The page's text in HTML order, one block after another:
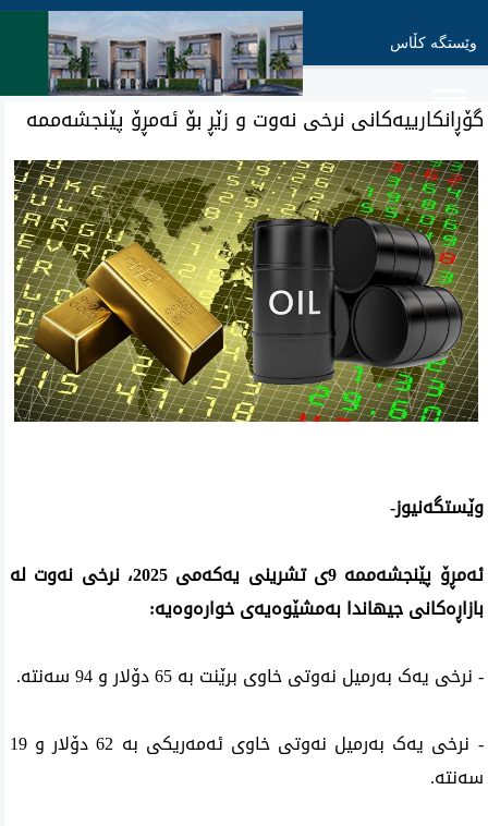
وێستگە کڵاس
گۆڕانکارییەکانی نرخی نەوت و زێڕ بۆ ئەمڕۆ پێنجشەممە
وێستگەنیوز-
ئەمڕۆ پێنجشەممە 9ی تشرینی یەکەمی 2025، نرخی نەوت لە
بازاڕەکانی جیهاندا بەمشێوەیەی خوارەوەیە:
- نرخی یەک بەرمیل نەوتی خاوی برێنت بە 65 دۆلار و 94 سەنتە.
- نرخی یەک بەرمیل نەوتی خاوی ئەمەریکی بە 62 دۆلار و 19
سەنتە.